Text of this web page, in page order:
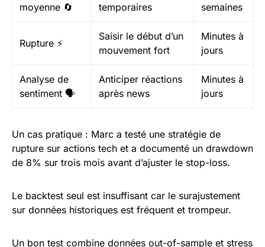
moyenne 🔄
temporaires
semaines
Rupture ⚡
Saisir le début d’un
mouvement fort
Minutes à
jours
Analyse de
sentiment 🗣️
Anticiper réactions
après news
Minutes à
jours
Un cas pratique : Marc a testé une stratégie de
rupture sur actions tech et a documenté un drawdown
de 8% sur trois mois avant d’ajuster le stop-loss.
Le backtest seul est insuffisant car le surajustement
sur données historiques est fréquent et trompeur.
Un bon test combine données out-of-sample et stress